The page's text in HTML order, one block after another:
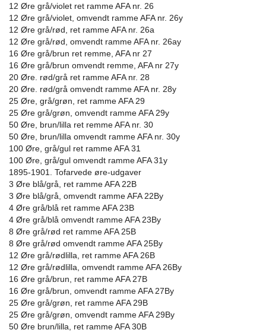
12 Øre grå/violet ret ramme AFA nr. 26
12 Øre grå/violet, omvendt ramme AFA nr. 26y
12 Øre grå/rød, ret ramme AFA nr. 26a
12 Øre grå/rød, omvendt ramme AFA nr. 26ay
16 Øre grå/brun ret remme, AFA nr 27
16 Øre grå/brun omvendt remme, AFA nr 27y
20 Øre. rød/grå ret ramme AFA nr. 28
20 Øre. rød/grå omvendt ramme AFA nr. 28y
25 Øre, grå/grøn, ret ramme AFA 29
25 Øre grå/grøn, omvendt ramme AFA 29y
50 Øre, brun/lilla ret remme AFA nr. 30
50 Øre, brun/lilla omvendt ramme AFA nr. 30y
100 Øre, grå/gul ret ramme AFA 31
100 Øre, grå/gul omvendt ramme AFA 31y
1895-1901. Tofarvede øre-udgaver
3 Øre blå/grå, ret ramme AFA 22B
3 Øre blå/grå, omvendt ramme AFA 22By
4 Øre grå/blå ret ramme AFA 23B
4 Øre grå/blå omvendt ramme AFA 23By
8 Øre grå/rød ret ramme AFA 25B
8 Øre grå/rød omvendt ramme AFA 25By
12 Øre grå/rødlilla, ret ramme AFA 26B
12 Øre grå/rødlilla, omvendt ramme AFA 26By
16 Øre grå/brun, ret ramme AFA 27B
16 Øre grå/brun, omvendt ramme AFA 27By
25 Øre grå/grøn, ret ramme AFA 29B
25 Øre grå/grøn, omvendt ramme AFA 29By
50 Øre brun/lilla, ret ramme AFA 30B